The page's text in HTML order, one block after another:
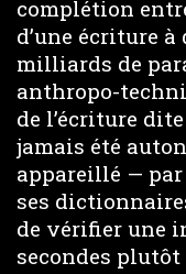
complétion
d’une écriture
milliards de
anthropo-
de l’écriture dite
jamais été
appareillé — par
ses
de vérifier une
secondes plutôt